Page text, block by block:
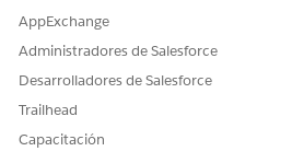
AppExchange
Administradores de Salesforce
Desarrolladores de Salesforce
Trailhead
Capacitación